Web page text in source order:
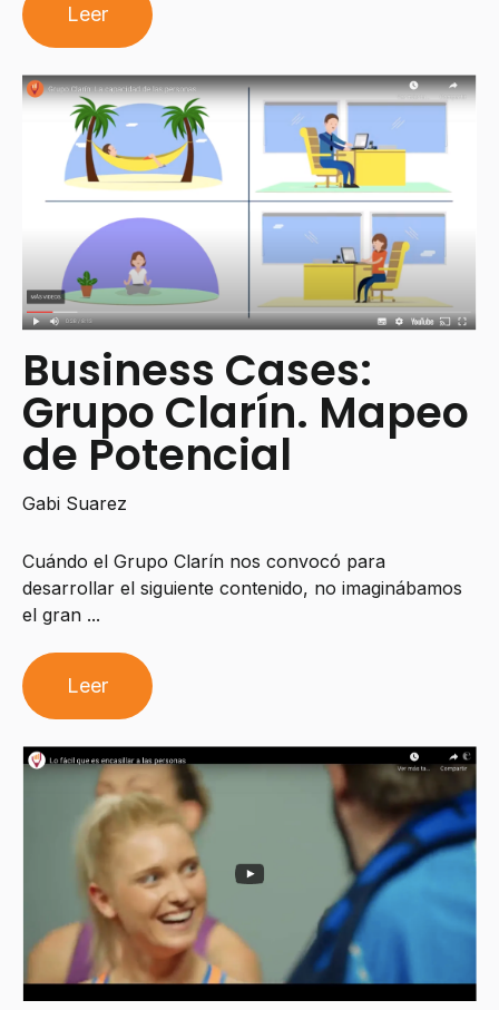
Leer
Business Cases:
Grupo Clarín. Mapeo
de Potencial
Gabi Suarez
Cuándo el Grupo Clarín nos convocó para
desarrollar el siguiente contenido, no imaginábamos
el gran ...
Leer